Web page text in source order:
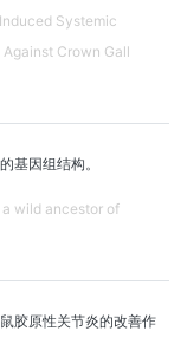
Systemic
Crown Gall
基因组结构。
wild ancestor of
胶原性关节炎的改善作